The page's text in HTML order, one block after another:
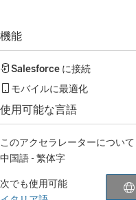
機能
Salesforce に接続
モバイルに最適化
使用可能な言語
このアクセラレーターについて
中国語 - 繁体字
次でも使用可能